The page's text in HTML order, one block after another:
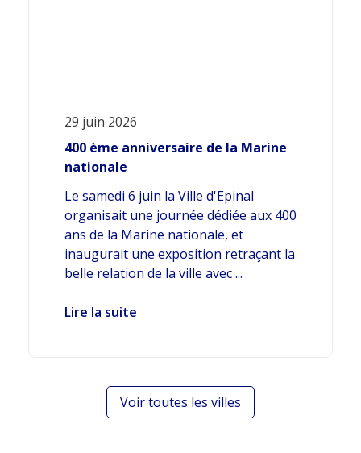
29 juin 2026
400 ème anniversaire de la Marine
nationale
Le samedi 6 juin la Ville d'Epinal
organisait une journée dédiée aux 400
ans de la Marine nationale, et
inaugurait une exposition retraçant la
belle relation de la ville avec ...
Lire la suite
Voir toutes les villes